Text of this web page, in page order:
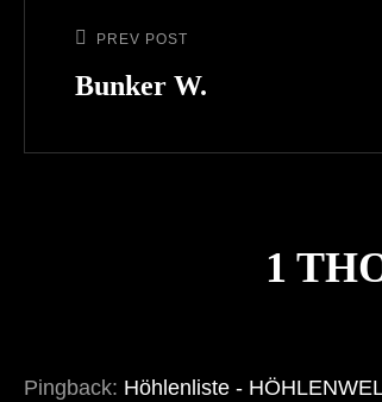
Previous
Post
PREV POST
Bunker W.
1
Pingback: Höhlenliste -